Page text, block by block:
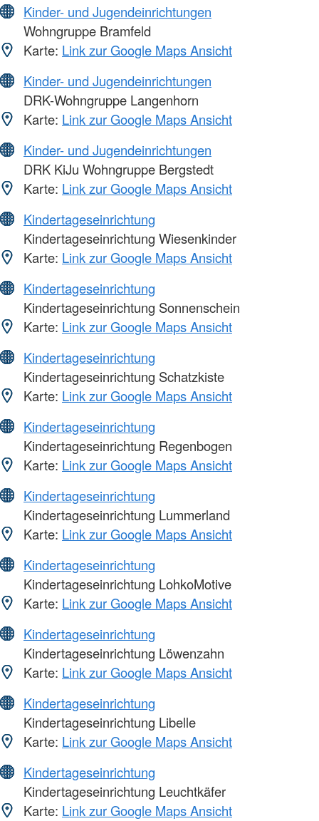
Kinder- und Jugendeinrichtungen
Wohngruppe Bramfeld
Karte: Link zur Google Maps Ansicht
Kinder- und Jugendeinrichtungen
DRK-Wohngruppe Langenhorn
Karte: Link zur Google Maps Ansicht
Kinder- und Jugendeinrichtungen
DRK KiJu Wohngruppe Bergstedt
Karte: Link zur Google Maps Ansicht
Kindertageseinrichtung
Kindertageseinrichtung Wiesenkinder
Karte: Link zur Google Maps Ansicht
Kindertageseinrichtung
Kindertageseinrichtung Sonnenschein
Karte: Link zur Google Maps Ansicht
Kindertageseinrichtung
Kindertageseinrichtung Schatzkiste
Karte: Link zur Google Maps Ansicht
Kindertageseinrichtung
Kindertageseinrichtung Regenbogen
Karte: Link zur Google Maps Ansicht
Kindertageseinrichtung
Kindertageseinrichtung Lummerland
Karte: Link zur Google Maps Ansicht
Kindertageseinrichtung
Kindertageseinrichtung LohkoMotive
Karte: Link zur Google Maps Ansicht
Kindertageseinrichtung
Kindertageseinrichtung Löwenzahn
Karte: Link zur Google Maps Ansicht
Kindertageseinrichtung
Kindertageseinrichtung Libelle
Karte: Link zur Google Maps Ansicht
Kindertageseinrichtung
Kindertageseinrichtung Leuchtkäfer
Karte: Link zur Google Maps Ansicht